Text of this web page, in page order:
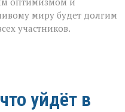
миру будет долгим
участников.
уйдёт в